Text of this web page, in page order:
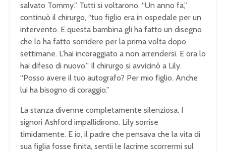
salvato Tommy.” Tutti si voltarono. “Un anno fa,”
continuò il chirurgo, “tuo figlio era in ospedale per un
intervento. E questa bambina gli ha fatto un disegno
che lo ha fatto sorridere per la prima volta dopo
settimane. L’hai incoraggiato a non arrendersi. E ora lo
hai difeso di nuovo.” Il chirurgo si avvicinò a Lily.
“Posso avere il tuo autografo? Per mio figlio. Anche
lui ha bisogno di coraggio.”
La stanza divenne completamente silenziosa. I
signori Ashford impallidirono. Lily sorrise
timidamente. E io, il padre che pensava che la vita di
sua figlia fosse finita, sentii le lacrime scorrermi sul